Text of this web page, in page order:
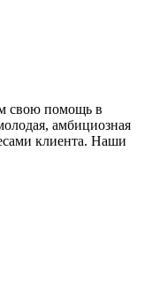
свою помощь в
амбициозная
клиента. Наши